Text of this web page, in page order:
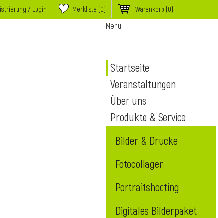
/ Login Merkliste (0) Warenkorb (0)
Menu
Startseite
Veranstaltungen
Über uns
Produkte & Service
Bilder & Drucke
Fotocollagen
Portraitshooting
Digitales Bilderpaket